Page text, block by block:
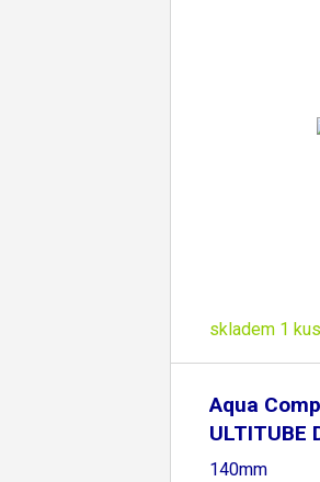
skladem 1 kus
Aqua
ULTITUBE
Bracket -
140mm